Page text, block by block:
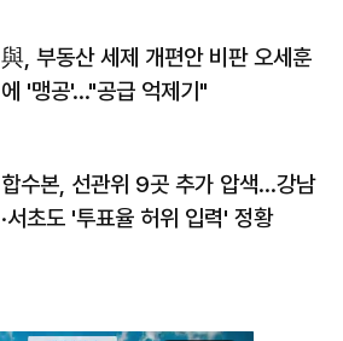
與, 부동산 세제 개편안 비판 오세훈
에 '맹공'…"공급 억제기"
합수본, 선관위 9곳 추가 압색…강남
·서초도 '투표율 허위 입력' 정황